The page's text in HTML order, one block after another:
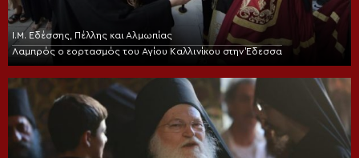
Ι.Μ. Εδέσσης, Πέλλης και Αλμωπίας
Λαμπρός ο εορτασμός του Αγίου Καλλινίκου στην Έδεσσα